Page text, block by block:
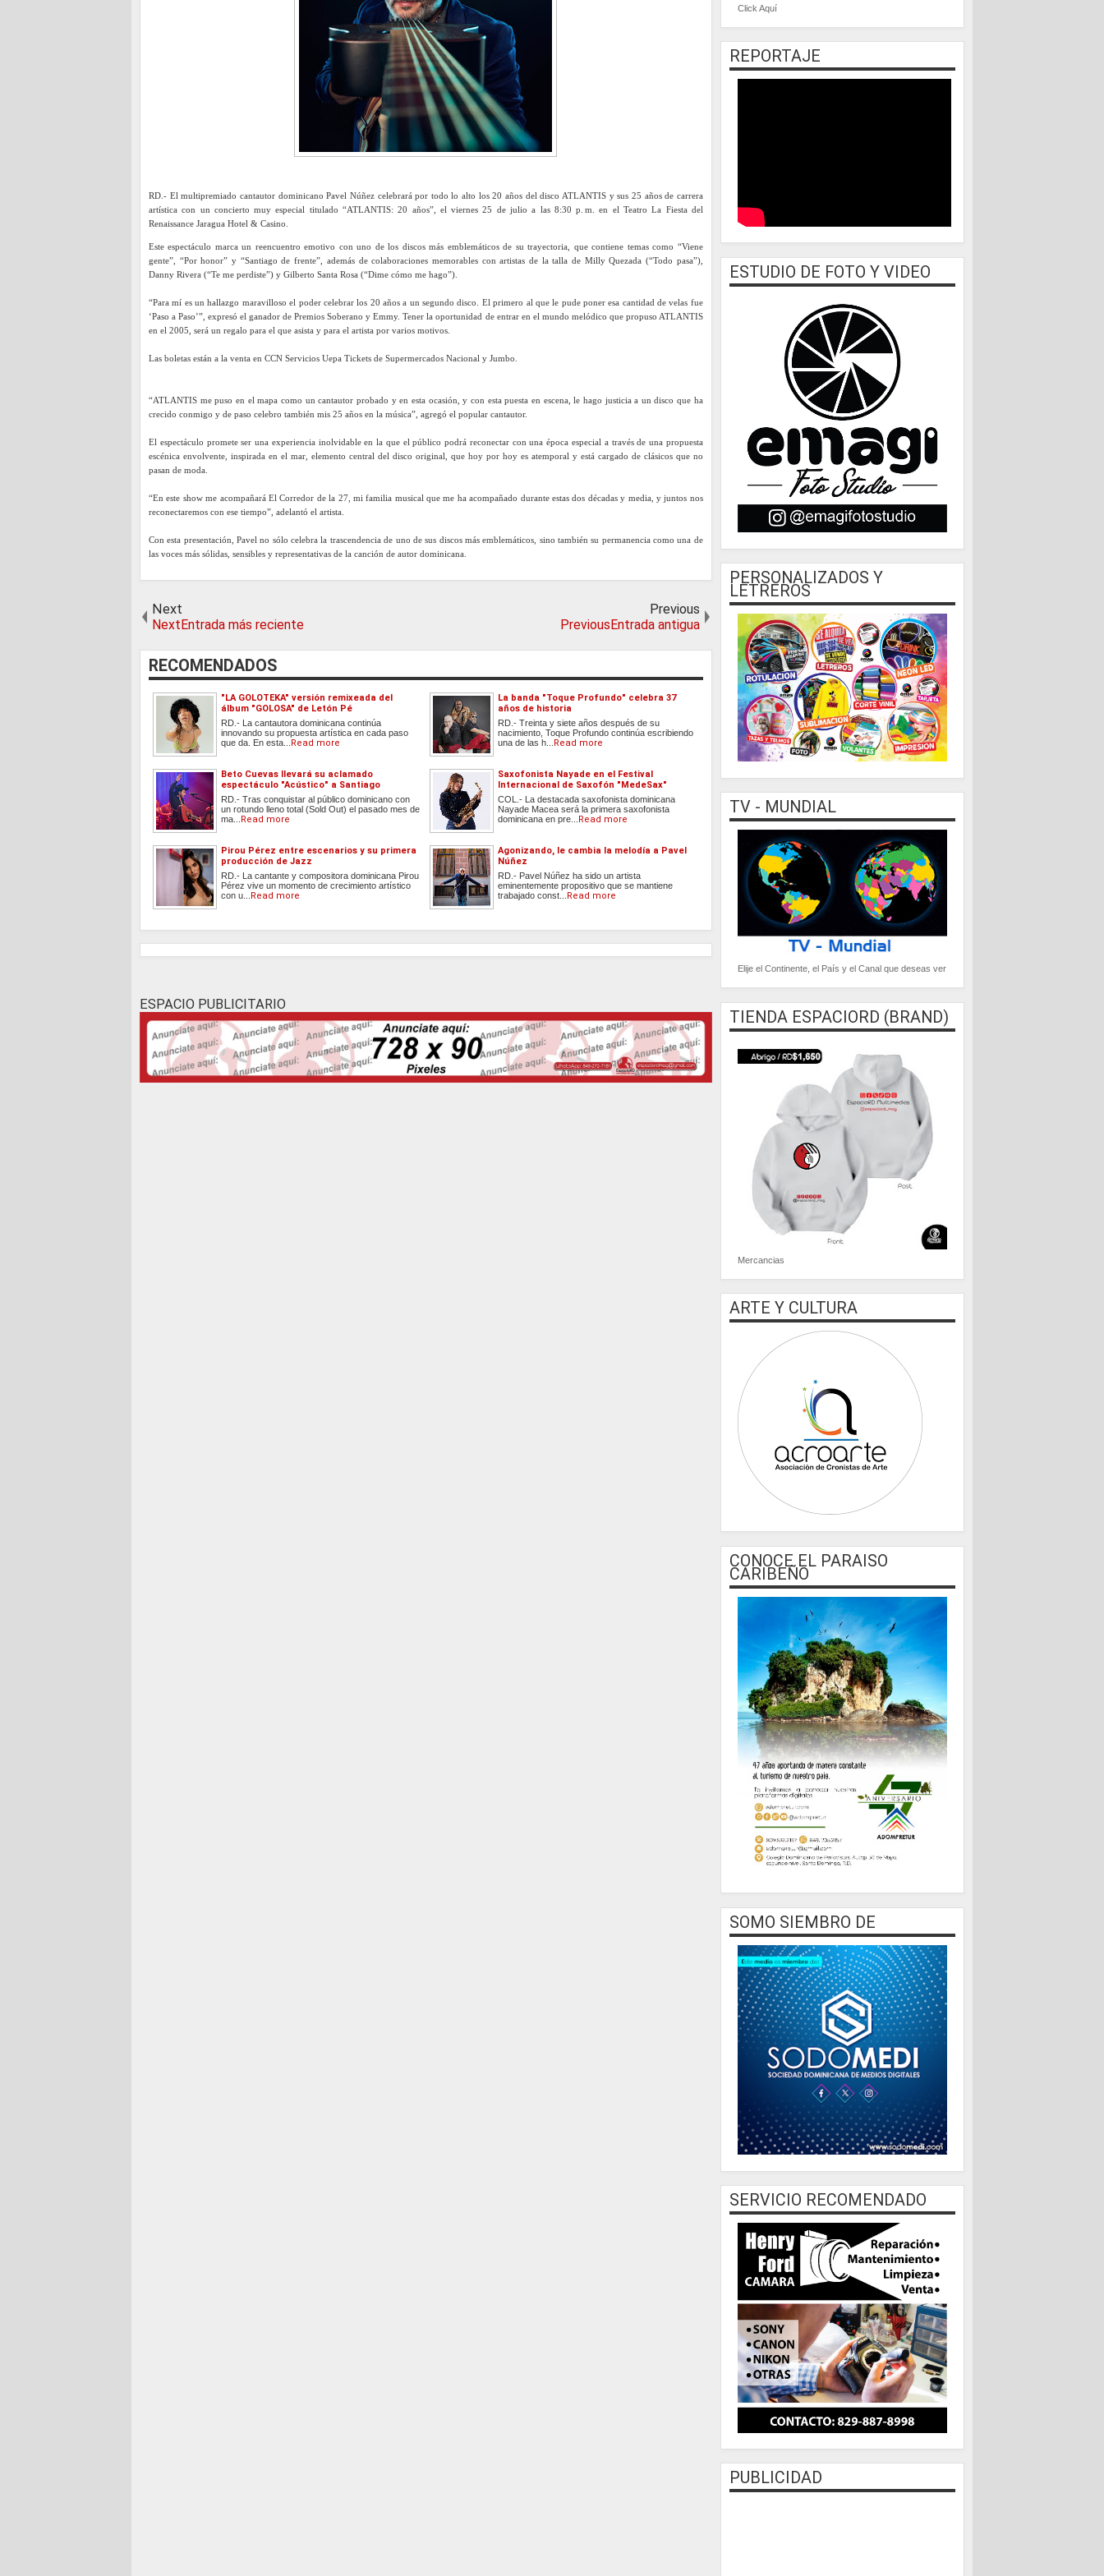
RD.- El multipremiado cantautor dominicano Pavel Núñez celebrará por todo lo alto los 20 años del disco ATLANTIS y sus 25 años de carrera
artística con un concierto muy especial titulado “ATLANTIS: 20 años”, el viernes 25 de julio a las 8:30 p. m. en el Teatro La Fiesta del
Renaissance Jaragua Hotel & Casino.
Este espectáculo marca un reencuentro emotivo con uno de los discos más emblemáticos de su trayectoria, que contiene temas como “Viene
gente”, “Por honor” y “Santiago de frente”, además de colaboraciones memorables con artistas de la talla de Milly Quezada (“Todo pasa”),
Danny Rivera (“Te me perdiste”) y Gilberto Santa Rosa (“Dime cómo me hago”).
“Para mí es un hallazgo maravilloso el poder celebrar los 20 años a un segundo disco. El primero al que le pude poner esa cantidad de velas fue
‘Paso a Paso’”, expresó el ganador de Premios Soberano y Emmy. Tener la oportunidad de entrar en el mundo melódico que propuso ATLANTIS
en el 2005, será un regalo para el que asista y para el artista por varios motivos.
Las boletas están a la venta en CCN Servicios Uepa Tickets de Supermercados Nacional y Jumbo.
“ATLANTIS me puso en el mapa como un cantautor probado y en esta ocasión, y con esta puesta en escena, le hago justicia a un disco que ha
crecido conmigo y de paso celebro también mis 25 años en la música”, agregó el popular cantautor.
El espectáculo promete ser una experiencia inolvidable en la que el público podrá reconectar con una época especial a través de una propuesta
escénica envolvente, inspirada en el mar, elemento central del disco original, que hoy por hoy es atemporal y está cargado de clásicos que no
pasan de moda.
“En este show me acompañará El Corredor de la 27, mi familia musical que me ha acompañado durante estas dos décadas y media, y juntos nos
reconectaremos con ese tiempo”, adelantó el artista.
Con esta presentación, Pavel no sólo celebra la trascendencia de uno de sus discos más emblemáticos, sino también su permanencia como una de
las voces más sólidas, sensibles y representativas de la canción de autor dominicana.
Next
NextEntrada más reciente
Previous
PreviousEntrada antigua
RECOMENDADOS
"LA GOLOTEKA" versión remixeada del
álbum "GOLOSA" de Letón Pé
RD.- La cantautora dominicana continúa
innovando su propuesta artística en cada paso
que da. En esta...
Read more
La banda "Toque Profundo" celebra 37
años de historia
RD.- Treinta y siete años después de su
nacimiento, Toque Profundo continúa escribiendo
una de las h...
Read more
Beto Cuevas llevará su aclamado
espectáculo "Acústico" a Santiago
RD.- Tras conquistar al público dominicano con
un rotundo lleno total (Sold Out) el pasado mes de
ma...
Read more
Saxofonista Nayade en el Festival
Internacional de Saxofón "MedeSax"
COL.- La destacada saxofonista dominicana
Nayade Macea será la primera saxofonista
dominicana en pre...
Read more
Pirou Pérez entre escenarios y su primera
producción de Jazz
RD.- La cantante y compositora dominicana Pirou
Pérez vive un momento de crecimiento artístico
con u...
Read more
Agonizando, le cambia la melodía a Pavel
Núñez
RD.- Pavel Núñez ha sido un artista
eminentemente propositivo que se mantiene
trabajado const...
Read more
ESPACIO PUBLICITARIO
Click Aquí
REPORTAJE
ESTUDIO DE FOTO Y VIDEO
PERSONALIZADOS Y
LETREROS
TV - MUNDIAL
Elije el Continente, el País y el Canal que deseas ver
TIENDA ESPACIORD (BRAND)
Mercancias
ARTE Y CULTURA
CONOCE EL PARAISO
CARIBEÑO
SOMO SIEMBRO DE
SERVICIO RECOMENDADO
PUBLICIDAD